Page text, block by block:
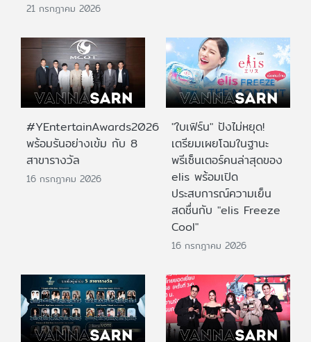
21 กรกฎาคม 2026
#YEntertainAwards2026
พร้อมรันอย่างเข้ม กับ 8
สาขารางวัล
16 กรกฎาคม 2026
"ใบเฟิร์น" ปังไม่หยุด!
เตรียมเผยโฉมในฐานะ
พรีเซ็นเตอร์คนล่าสุดของ
elis พร้อมเปิด
ประสบการณ์ความเย็น
สดชื่นกับ "elis Freeze
Cool"
16 กรกฎาคม 2026